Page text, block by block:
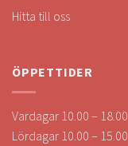
Hitta till oss
ÖPPETTIDER
Vardagar 10.00 – 18.00
Lördagar 10.00 – 15.00